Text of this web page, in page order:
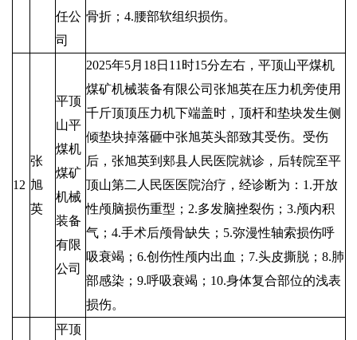
任公
司
骨折；4.腰部软组织损伤。
12
张
旭
英
平顶
山平
煤机
煤矿
机械
装备
有限
公司
2025年5月18日11时15分左右，平顶山平煤机
煤矿机械装备有限公司张旭英在压力机旁使用
千斤顶顶压力机下端盖时，顶杆和垫块发生侧
倾垫块掉落砸中张旭英头部致其受伤。受伤
后，张旭英到郏县人民医院就诊，后转院至平
顶山第二人民医医院治疗，经诊断为：1.开放
性颅脑损伤重型；2.多发脑挫裂伤；3.颅内积
气；4.手术后颅骨缺失；5.弥漫性轴索损伤呼
吸衰竭；6.创伤性颅内出血；7.头皮撕脱；8.肺
部感染；9.呼吸衰竭；10.身体复合部位的浅表
损伤。
平顶